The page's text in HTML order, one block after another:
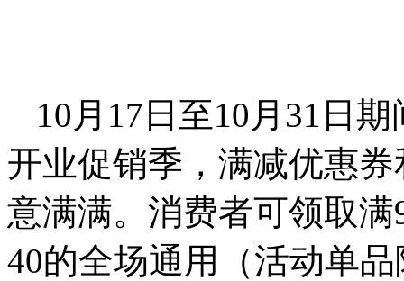
10月17日至10月31日
开业促销季，满减优惠
意满满。消费者可领取满
40的全场通用（活动单